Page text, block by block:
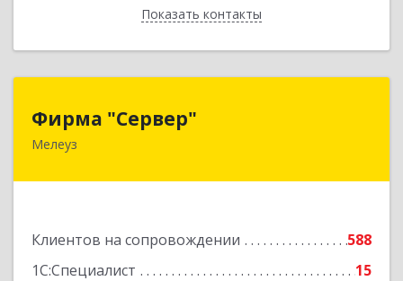
Показать контакты
Назад
Фирма "Сервер"
Мелеуз
Клиентов на сопровождении
588
1С:Специалист
15
453852, Башкортостан Респ, Мелеузовский р-н,